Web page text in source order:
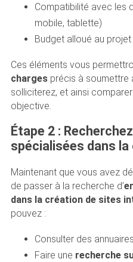
Compatibilité avec les
mobile, tablette)
Budget alloué au projet
Ces éléments vous
chargesprécis à soumettre
solliciterez, et ainsi
objective.
Étape 2 :
spécialisées dans
Maintenant que vous avez
de passer à la recherche d’
dans la création de sites
pouvez :
Consulter des
Faire une recherche